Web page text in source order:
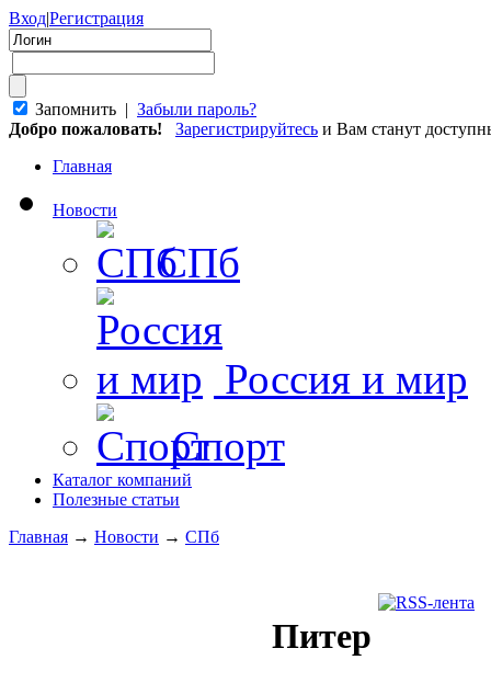
Вход|Регистрация
Запомнить | Забыли пароль?
Добро пожаловать!
Зарегистрируйтесь и Вам станут
Главная
Новости
СПб
Россия и мир
Спорт
Каталог компаний
Полезные статьи
Главная → Новости → СПб
Питер